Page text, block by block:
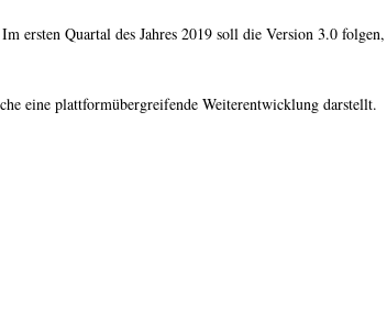
ersten Quartal des Jahres 2019 soll die Version 3.0
eine plattformübergreifende Weiterentwicklung darstellt.